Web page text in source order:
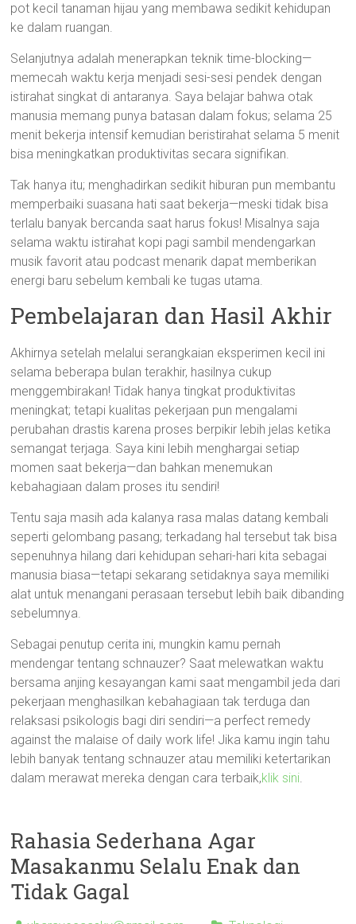
pot kecil tanaman hijau yang membawa sedikit kehidupan
ke dalam ruangan.
Selanjutnya adalah menerapkan teknik time-blocking—
memecah waktu kerja menjadi sesi-sesi pendek dengan
istirahat singkat di antaranya. Saya belajar bahwa otak
manusia memang punya batasan dalam fokus; selama 25
menit bekerja intensif kemudian beristirahat selama 5 menit
bisa meningkatkan produktivitas secara signifikan.
Tak hanya itu; menghadirkan sedikit hiburan pun membantu
memperbaiki suasana hati saat bekerja—meski tidak bisa
terlalu banyak bercanda saat harus fokus! Misalnya saja
selama waktu istirahat kopi pagi sambil mendengarkan
musik favorit atau podcast menarik dapat memberikan
energi baru sebelum kembali ke tugas utama.
Pembelajaran dan Hasil Akhir
Akhirnya setelah melalui serangkaian eksperimen kecil ini
selama beberapa bulan terakhir, hasilnya cukup
menggembirakan! Tidak hanya tingkat produktivitas
meningkat; tetapi kualitas pekerjaan pun mengalami
perubahan drastis karena proses berpikir lebih jelas ketika
semangat terjaga. Saya kini lebih menghargai setiap
momen saat bekerja—dan bahkan menemukan
kebahagiaan dalam proses itu sendiri!
Tentu saja masih ada kalanya rasa malas datang kembali
seperti gelombang pasang; terkadang hal tersebut tak bisa
sepenuhnya hilang dari kehidupan sehari-hari kita sebagai
manusia biasa—tetapi sekarang setidaknya saya memiliki
alat untuk menangani perasaan tersebut lebih baik dibanding
sebelumnya.
Sebagai penutup cerita ini, mungkin kamu pernah
mendengar tentang schnauzer? Saat melewatkan waktu
bersama anjing kesayangan kami saat mengambil jeda dari
pekerjaan menghasilkan kebahagiaan tak terduga dan
relaksasi psikologis bagi diri sendiri—a perfect remedy
against the malaise of daily work life! Jika kamu ingin tahu
lebih banyak tentang schnauzer atau memiliki ketertarikan
dalam merawat mereka dengan cara terbaik,klik sini.
Rahasia Sederhana Agar
Masakanmu Selalu Enak dan
Tidak Gagal